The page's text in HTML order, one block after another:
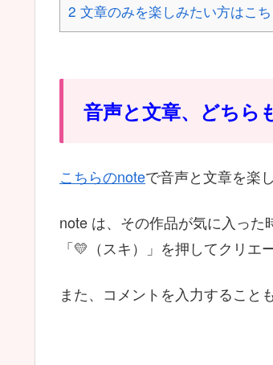
2 文章のみを楽しみたい方はこ
音声と文章、どちら
こちらのnoteで音声と文章を楽
note は、その作品が気に入った
「💛（スキ）」を押してクリエ
また、コメントを入力すること